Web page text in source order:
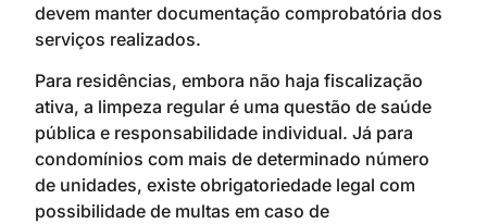
devem manter documentação comprobatória dos
serviços realizados.
Para residências, embora não haja fiscalização
ativa, a limpeza regular é uma questão de saúde
pública e responsabilidade individual. Já para
condomínios com mais de determinado número
de unidades, existe obrigatoriedade legal com
possibilidade de multas em caso de